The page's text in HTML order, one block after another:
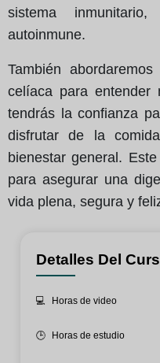
sistema
autoinmune.
También
celíaca para entender
tendrás la confianza
disfrutar de la
bienestar general.
para asegurar una
vida plena, segura y
Detalles Del
💻 Horas de video
🕒 Horas de estudio